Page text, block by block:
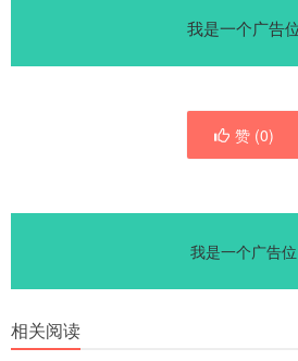
我是一个广告
赞 (0)
我是一个广告位
相关阅读